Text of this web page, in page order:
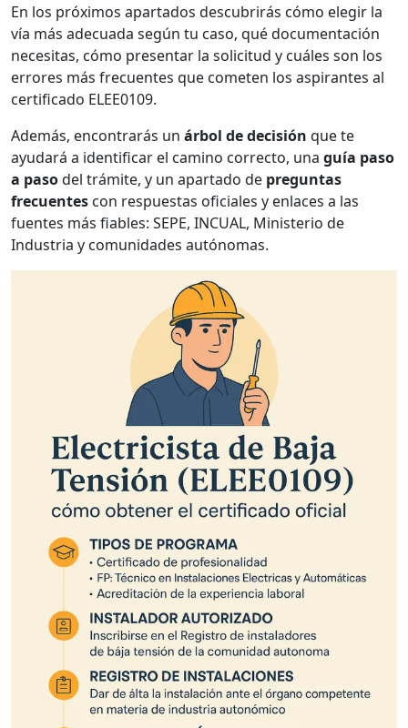
En los próximos apartados descubrirás cómo elegir la
vía más adecuada según tu caso, qué documentación
necesitas, cómo presentar la solicitud y cuáles son los
errores más frecuentes que cometen los aspirantes al
certificado ELEE0109.
Además, encontrarás un árbol de decisión que te
ayudará a identificar el camino correcto, una guía paso
a pasodel trámite, y un apartado de preguntas
frecuentes con respuestas oficiales y enlaces a las
fuentes más fiables: SEPE, INCUAL, Ministerio de
Industria y comunidades autónomas.